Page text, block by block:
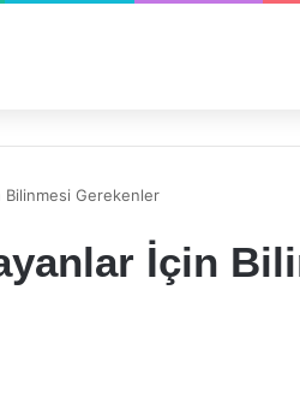
Bilinmesi Gerekenler
İçin